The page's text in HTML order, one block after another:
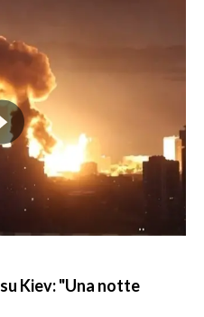
Kiev: "Una notte